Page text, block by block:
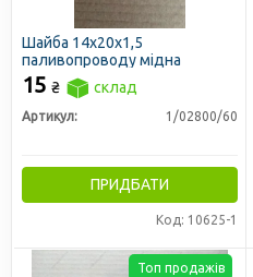
Шайба 14х20х1,5
паливопроводу мідна
15 ₴ склад
Артикул: 1/02800/60
ПРИДБАТИ
Код: 10625-1
Топ продажів